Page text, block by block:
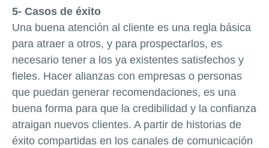
5- Casos de éxito
Una buena atención al cliente es una regla básica
para atraer a otros, y para prospectarlos, es
necesario tener a los ya existentes satisfechos y
fieles. Hacer alianzas con empresas o personas
que puedan generar recomendaciones, es una
buena forma para que la credibilidad y la confianza
atraigan nuevos clientes. A partir de historias de
éxito compartidas en los canales de comunicación